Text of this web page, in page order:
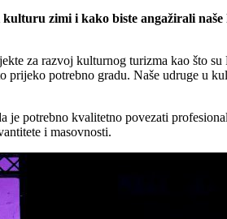
zimi i kako biste angažirali
za razvoj kulturnog turizma kao što
prijeko potrebno gradu. Naše udruge u
je potrebno kvalitetno povezati
i masovnosti.